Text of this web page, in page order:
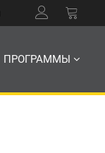
ПРОГРАММЫ